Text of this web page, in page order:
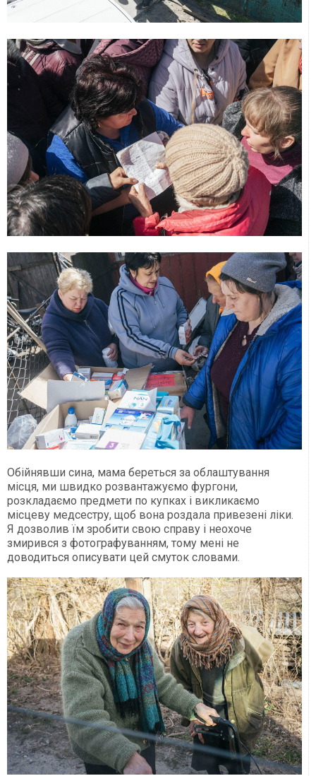
Обійнявши сина, мама береться за облаштування
місця, ми швидко розвантажуємо фургони,
розкладаємо предмети по купках і викликаємо
місцеву медсестру, щоб вона роздала привезені ліки.
Я дозволив їм зробити свою справу і неохоче
змирився з фотографуванням, тому мені не
доводиться описувати цей смуток словами.